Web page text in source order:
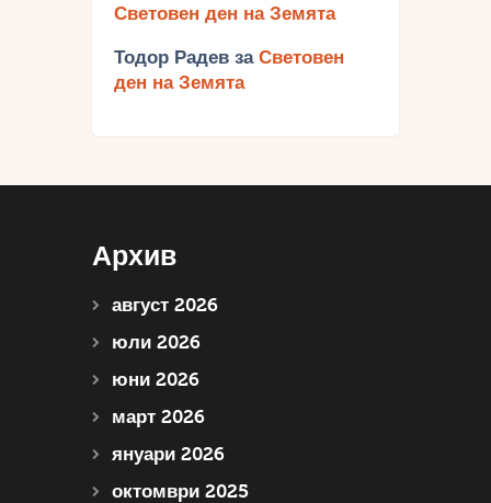
Световен ден на Земята
Тодор Радев за Световен
ден на Земята
Архив
август 2026
юли 2026
юни 2026
март 2026
януари 2026
октомври 2025